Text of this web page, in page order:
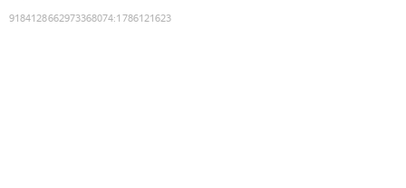
9184128662973368074:1786121623